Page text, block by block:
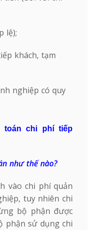
lệ);
khách, tạm
nghiệp có quy
toán chi phí tiếp
như thế nào?
vào chi phí quản
tuy nhiên chi
bộ phận được
phận sử dụng chi